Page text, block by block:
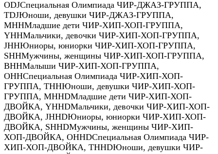
ODJСпециальная Олимпиада ЧИР-ДЖАЗ-ГРУППА,
TDJЮноши, девушки ЧИР-ДЖАЗ-ГРУППА,
MHHМладшие дети ЧИР-ХИП-ХОП-ГРУППА,
YHHМальчики, девочки ЧИР-ХИП-ХОП-ГРУППА,
JHHЮниоры, юниорки ЧИР-ХИП-ХОП-ГРУППА,
SHHМужчины, женщины ЧИР-ХИП-ХОП-ГРУППА,
BHHМалыши ЧИР-ХИП-ХОП-ГРУППА,
OHHСпециальная Олимпиада ЧИР-ХИП-ХОП-
ГРУППА, THHЮноши, девушки ЧИР-ХИП-ХОП-
ГРУППА, MHHDМладшие дети ЧИР-ХИП-ХОП-
ДВОЙКА, YHHDМальчики, девочки ЧИР-ХИП-ХОП-
ДВОЙКА, JHHDЮниоры, юниорки ЧИР-ХИП-ХОП-
ДВОЙКА, SHHDМужчины, женщины ЧИР-ХИП-
ХОП-ДВОЙКА, OHHDСпециальная Олимпиада ЧИР-
ХИП-ХОП-ДВОЙКА, THHDЮноши, девушки ЧИР-